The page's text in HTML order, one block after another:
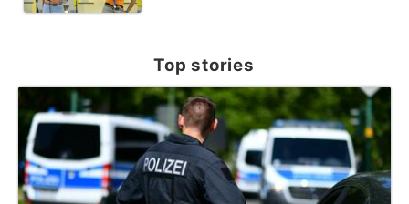
Top stories